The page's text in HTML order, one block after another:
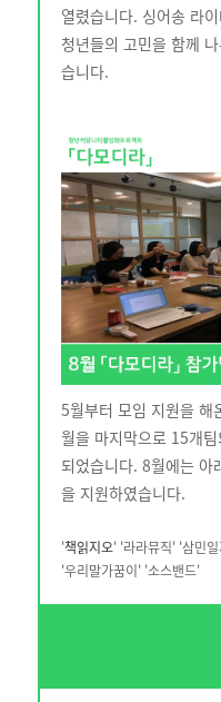
열렸습니다. 싱어송 라
청년들의 고민을 함께
습니다.
5월부터 모임 지원을
월을 마지막으로 15개
되었습니다. 8월에는 아
을 지원하였습니다.
'책읽지오' '라라뮤직' '삼민
'우리말가꿈이' '소스밴드'